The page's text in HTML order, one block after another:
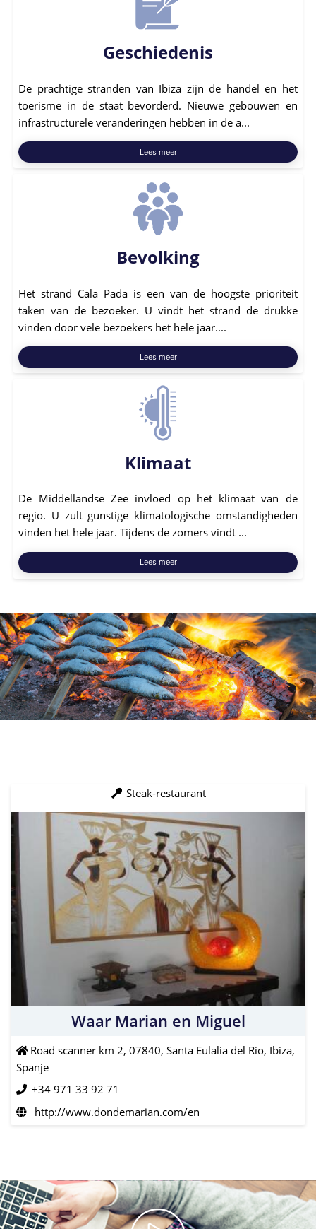
Geschiedenis
De prachtige stranden van Ibiza zijn de handel en het
toerisme in de staat bevorderd. Nieuwe gebouwen en
infrastructurele veranderingen hebben in de a...
Lees meer
Bevolking
Het strand Cala Pada is een van de hoogste prioriteit
taken van de bezoeker. U vindt het strand de drukke
vinden door vele bezoekers het hele jaar....
Lees meer
Klimaat
De Middellandse Zee invloed op het klimaat van de
regio. U zult gunstige klimatologische omstandigheden
vinden het hele jaar. Tijdens de zomers vindt ...
Lees meer
Steak-restaurant
Waar Marian en Miguel
Road scanner km 2, 07840, Santa Eulalia del Rio, Ibiza,
Spanje
+34 971 33 92 71
http://www.dondemarian.com/en